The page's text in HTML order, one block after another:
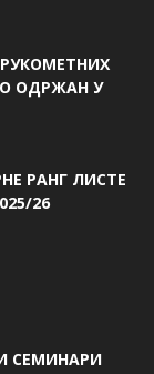
ОДРЖАН У
РАНГ ЛИСТЕ
26
СЕМИНАРИ